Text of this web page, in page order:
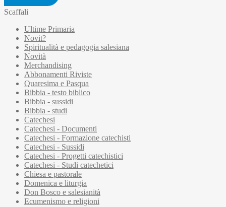
Scaffali
Ultime Primaria
Novit?
Spiritualità e pedagogia salesiana
Novità
Merchandising
Abbonamenti Riviste
Quaresima e Pasqua
Bibbia - testo biblico
Bibbia - sussidi
Bibbia - studi
Catechesi
Catechesi - Documenti
Catechesi - Formazione catechisti
Catechesi - Sussidi
Catechesi - Progetti catechistici
Catechesi - Studi catechetici
Chiesa e pastorale
Domenica e liturgia
Don Bosco e salesianità
Ecumenismo e religioni